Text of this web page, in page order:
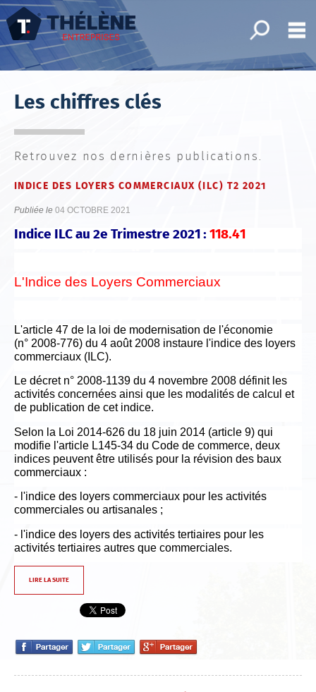
Toutes
Bureaux
Fonds de commerce
Locaux commerciaux
d'activité/Entrepôts
Immeubles
Terrains
Qui sommes-nous ?
Estimation
Contact
Les chiffres clés
Retrouvez nos dernières publications.
INDICE DES LOYERS COMMERCIAUX (ILC) T2 2021
Publiée le 04 OCTOBRE 2021
Indice ILC au 2e Trimestre 2021 : 118.41
L'Indice des Loyers Commerciaux
L'article 47 de la loi de modernisation de l'économie
(n° 2008-776) du 4 août 2008 instaure l'indice des loyers
commerciaux (ILC).
Le décret n° 2008-1139 du 4 novembre 2008 définit les
activités concernées ainsi que les modalités de calcul et
de publication de cet indice.
Selon la Loi 2014-626 du 18 juin 2014 (article 9) qui
modifie l'article L145-34 du Code de commerce, deux
indices peuvent être utilisés pour la révision des baux
commerciaux :
- l'indice des loyers commerciaux pour les activités
commerciales ou artisanales ;
- l'indice des loyers des activités tertiaires pour les
activités tertiaires autres que commerciales.
LIRE LA SUITE